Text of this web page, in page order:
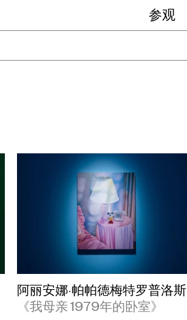
参观
阿丽安娜·帕帕德梅特罗普洛斯
《我母亲 1979年的卧室》